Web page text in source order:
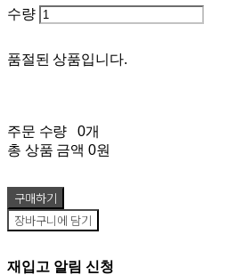
수량
품절된 상품입니다.
주문 수량
0개
총 상품 금액 0원
구매하기
장바구니에 담기
재입고 알림 신청